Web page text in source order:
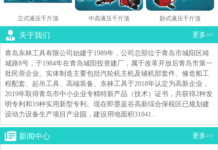
立式液压千斤顶 中高液压千斤顶 卧式液压千斤顶
关于我们 更多>>
青岛东林工具有限公司始建于1989年，公司总部位于青岛市城阳区靖
城路8号，于1984年在青岛城阳投资建厂，属于改革开放后青岛市第一
批民营企业。实体制造主要包括汽轮机主机及辅机部套件、修造船工
程配套、起吊工具、高端装备。东林工具于2018年认定为高新企业，
2019年取得青岛市中小企业专精特新产品（技术）证书，共获得2种发
明专利和19种实用新型专利。现在即墨蓝谷高新综合保税区已规划建
设动力设备生产项目产业园，建设用地面积31041...
新闻中心 更多>>